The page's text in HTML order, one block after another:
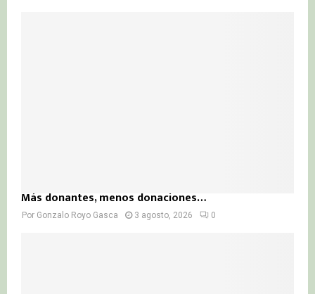
Más donantes, menos donaciones…
Por Gonzalo Royo Gasca 3 agosto, 2026 0